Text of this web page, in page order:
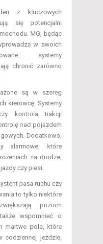
z kluczowych
się potencjalni
MG, będąc
w swoich
systemy
chronić zarówno
są w szereg
kierowcę. Systemy
kontrola trakcji
nad pojazdem
Dodatkowo,
alarmowe, które
na drodze,
czy piesi.
pasa ruchu czy
to tylko niektóre
poziom
wspomnieć o
martwe pole, które
codziennej jeździe,